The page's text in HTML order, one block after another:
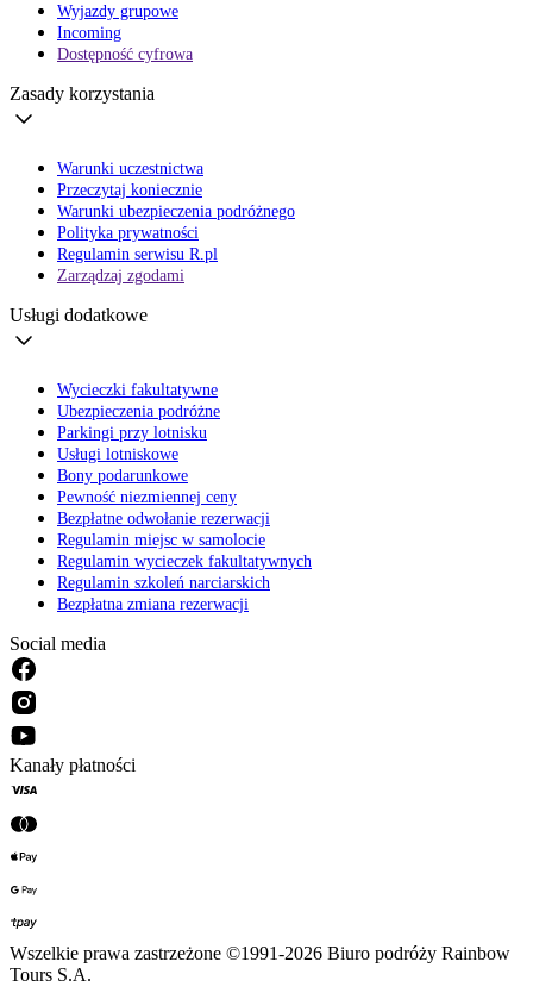
Wyjazdy grupowe
Incoming
Dostępność cyfrowa
Zasady korzystania
Warunki uczestnictwa
Przeczytaj koniecznie
Warunki ubezpieczenia podróżnego
Polityka prywatności
Regulamin serwisu R.pl
Zarządzaj zgodami
Usługi dodatkowe
Wycieczki fakultatywne
Ubezpieczenia podróżne
Parkingi przy lotnisku
Usługi lotniskowe
Bony podarunkowe
Pewność niezmiennej ceny
Bezpłatne odwołanie rezerwacji
Regulamin miejsc w samolocie
Regulamin wycieczek fakultatywnych
Regulamin szkoleń narciarskich
Bezpłatna zmiana rezerwacji
Social media
Kanały płatności
Wszelkie prawa zastrzeżone ©1991-2026 Biuro podróży Rainbow
Tours S.A.